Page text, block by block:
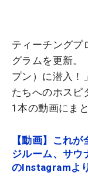
ティーチングプ
グラムを更新。
プン）に潜入！
たちへのホスピ
1本の動画にま
【動画】これ
ジルーム、サウ
のInstagramより